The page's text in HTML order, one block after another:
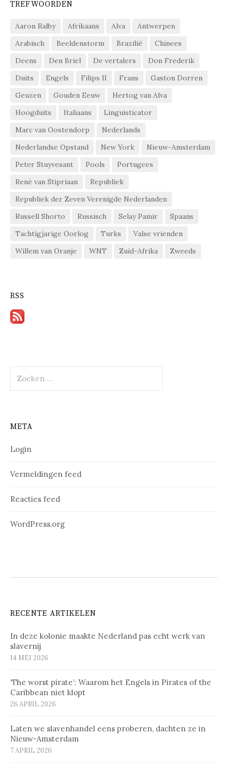
TREFWOORDEN
Aaron Ralby Afrikaans Alva
Antwerpen
Arabisch
Beeldenstorm Brazilië
Chinees
Deens
Den Briel De vertalers
Don Frederik
Duits
Engels Filips II Frans
Gaston Dorren
Geuzen
Gouden Eeuw
Hertog van Alva
Hoogduits
Italiaans
Linguisticator
Marc van Oostendorp
Nederlands
Nederlandse Opstand
New York
Nieuw-Amsterdam
Peter Stuyvesant
Pools
Portugees
René van Stipriaan
Republiek
Republiek der Zeven Verenigde Nederlanden
Russell Shorto
Russisch Selay Pamir
Spaans
Tachtigjarige Oorlog
Turks
Valse vrienden
Willem van Oranje
WNT Zuid-Afrika Zweeds
RSS
naar:
META
Login
Vermeldingen feed
Reacties feed
WordPress.org
RECENTE ARTIKELEN
In deze kolonie maakte Nederland pas echt werk van
slavernij
14 MEI 2026
‘The worst pirate’: Waarom het Engels in Pirates of the
Caribbean niet klopt
26 APRIL 2026
Laten we slavenhandel eens proberen, dachten ze in
Nieuw-Amsterdam
7 APRIL 2026